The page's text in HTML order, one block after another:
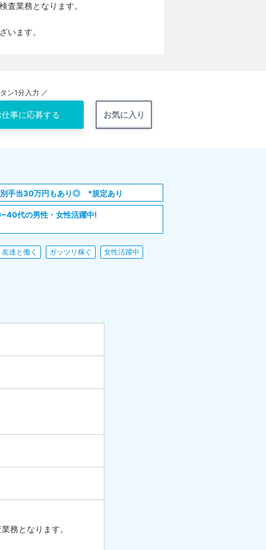
査業務となります。
います。
ン1分入力 ／
事に応募する お気に入り
手当30万円もあり◎ *規定あり
代の男性・女性活躍中!
友達と働く ガッツリ稼ぐ 女性活躍中
務となります。